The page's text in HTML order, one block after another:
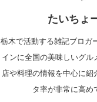
たいちょ
栃木で活動する雑記ブロガ
インに全国の美味しいグル
店や料理の情報を中心に紹
タ率が非常に高め